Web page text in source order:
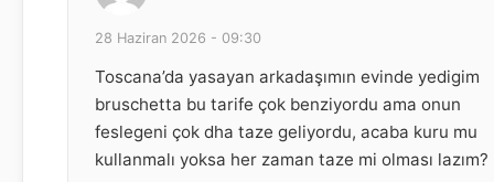
28 Haziran 2026 - 09:30
Toscana’da yasayan arkadaşımın evinde yedigim
bruschetta bu tarife çok benziyordu ama onun
feslegeni çok dha taze geliyordu, acaba kuru mu
kullanmalı yoksa her zaman taze mi olması lazım?